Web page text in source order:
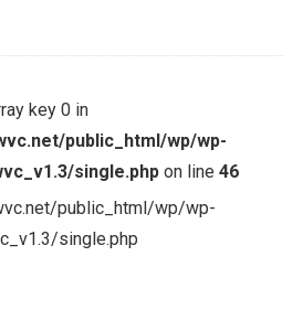
key 0 in
public_html/wp/wp-
single.phpon line 46
public_html/wp/wp-
single.php